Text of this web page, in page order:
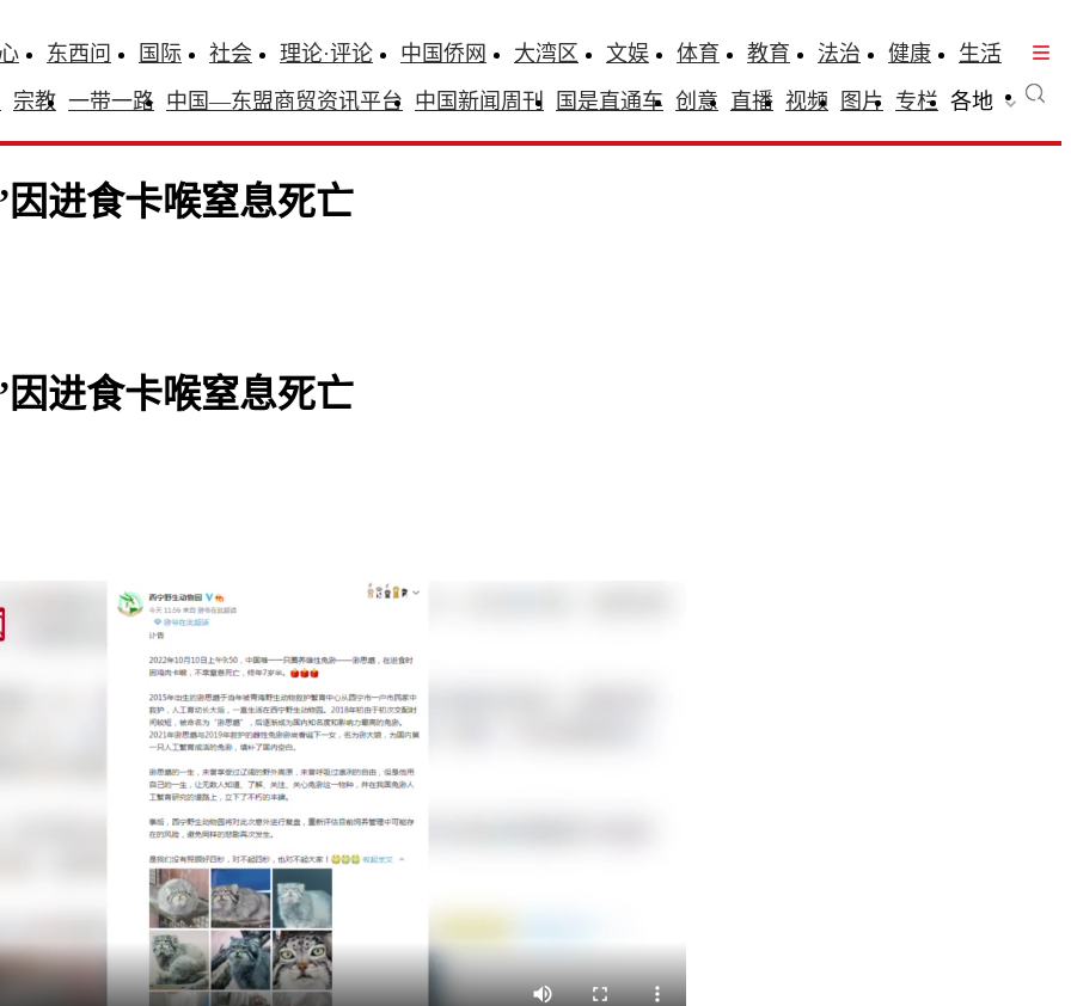
东西问 国际 社会 理论·评论 中国侨网 大湾区 文娱 体育 教育 法治 健康
生活
宗教 一带一路 中国—东盟商贸资讯平台 中国新闻周刊 国是直通车 创意 直播 视频 图片 专栏 各地
进食卡喉窒息死亡
进食卡喉窒息死亡